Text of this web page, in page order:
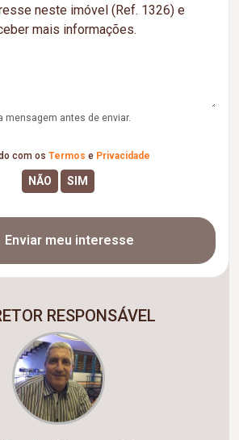
mensagem antes de enviar.
com os Termos e Privacidade
Enviar meu interesse
RESPONSÁVEL